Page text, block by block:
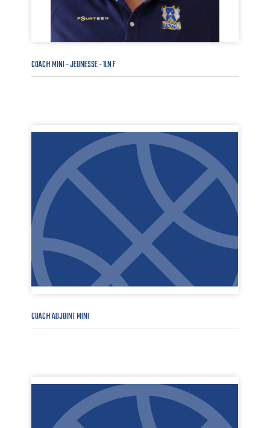
COACH MINI - JEUNESSE - 1LN F
COACH ADJOINT MINI